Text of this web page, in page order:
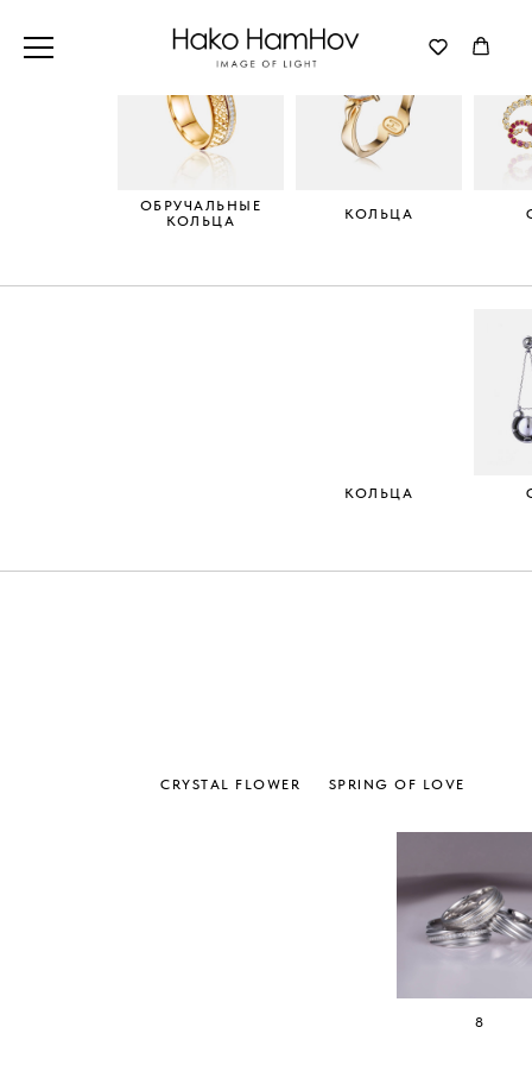
ОБРУЧАЛЬНЫЕ
КОЛЬЦА
КОЛЬЦА
КОЛЬЦА
CRYSTAL FLOWER SPRING OF LOVE
8